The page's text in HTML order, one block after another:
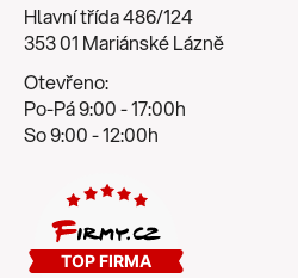
Hlavní třída 486/124
353 01 Mariánské Lázně
Otevřeno:
Po-Pá 9:00 - 17:00h
So 9:00 - 12:00h